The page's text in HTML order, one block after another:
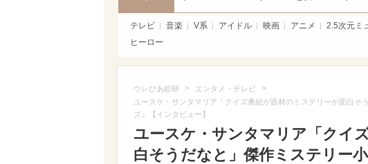
テレビ 音楽 V系 アイドル 映画 アニメ 2.5次元ミ
ヒーロー
ウレぴあ総研 > エンタメ・テレビ >
ユースケ・サンタマリア「クイズ番組が題材のミステリーが面白そ
ズ』【インタビュー】
ユースケ・サンタマリア「クイ
白そうだなと」傑作ミステリー